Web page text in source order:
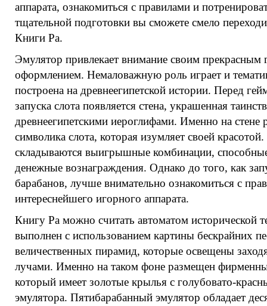
аппарата, ознакомиться с правилами и
тщательной подготовки вы сможете смело
Книги Ра.
Эмулятор привлекает внимание своим прекрасным
оформлением. Немаловажную роль играет и
построена на древнеегипетской истории. Перед
запуска слота появляется стена, украшенная
древнеегипетскими иероглифами. Именно на стене
символика слота, которая изумляет своей
складываются выигрышные комбинации,
денежные вознаграждения. Однако до того, как
барабанов, лучше внимательно ознакомиться с
интереснейшего игорного аппарата.
Книгу Ра можно считать автоматом исторической
выполнен с использованием картины бескрайних
величественных пирамид, которые освещены
лучами. Именно на таком фоне размещен
который имеет золотые крылья с голубовато-
эмулятора. Пятибарабанный эмулятор обладает